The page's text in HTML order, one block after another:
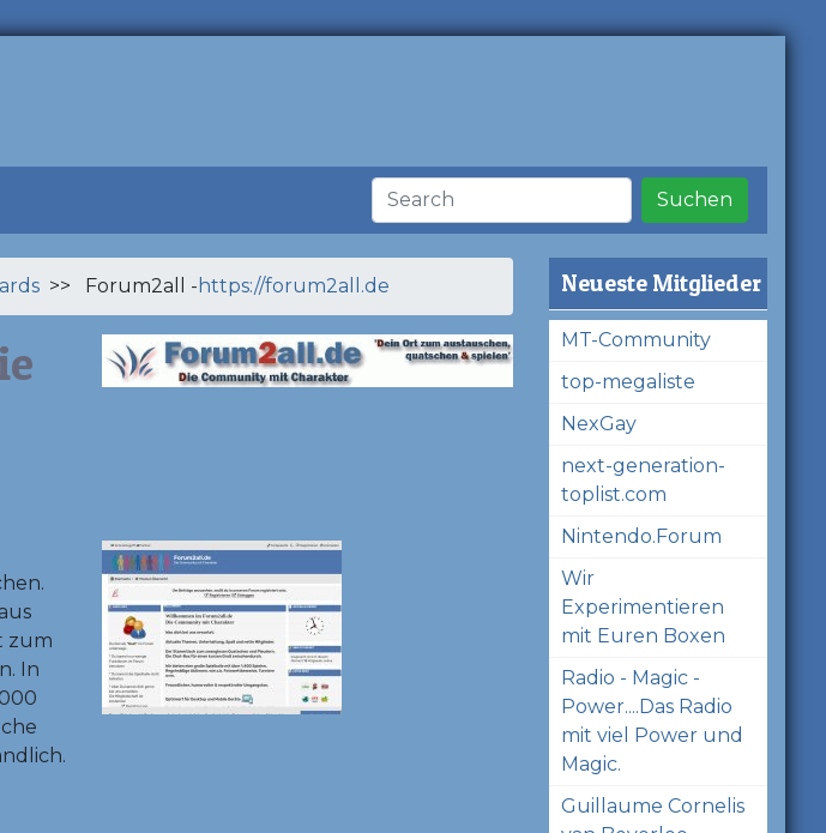
Suchen
>> Forum2all - https://forum2all.de
zum
In
Neueste Mitglieder
MT-Community
top-megaliste
NexGay
next-generation-
toplist.com
Nintendo.Forum
Wir
Experimentieren
mit Euren Boxen
Radio - Magic -
Power....Das Radio
mit viel Power und
Magic.
Guillaume Cornelis